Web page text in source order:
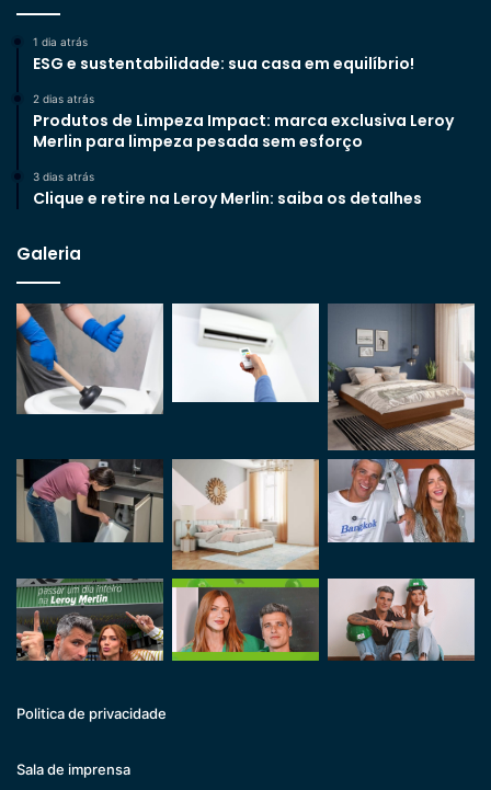
1 dia atrás
ESG e sustentabilidade: sua casa em equilíbrio!
2 dias atrás
Produtos de Limpeza Impact: marca exclusiva Leroy
Merlin para limpeza pesada sem esforço
3 dias atrás
Clique e retire na Leroy Merlin: saiba os detalhes
Galeria
Politica de privacidade
Sala de imprensa